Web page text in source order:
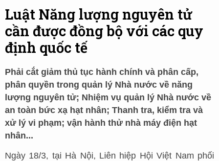
Luật Năng lượng nguyên tử
cần được đồng bộ với các quy
định quốc tế
Phải cắt giảm thủ tục hành chính và phân cấp,
phân quyền trong quản lý Nhà nước về năng
lượng nguyên tử; Nhiệm vụ quản lý Nhà nước về
an toàn bức xạ hạt nhân; Thanh tra, kiểm tra và
xử lý vi phạm; vận hành thử nhà máy điện hạt
nhân...
Ngày 18/3, tại Hà Nội, Liên hiệp Hội Việt Nam phối